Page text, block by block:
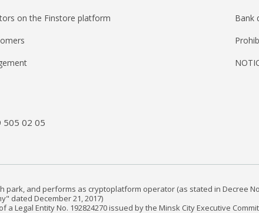
on the Finstore platform
Bank
505 02 05
park, and performs as cryptoplatform operator (as stated in Decree
dated December 21, 2017)
Legal Entity No. 192824270 issued by the Minsk City Executive